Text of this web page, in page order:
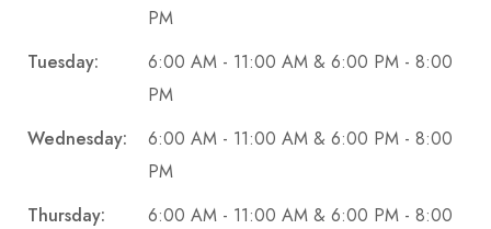
PM
Tuesday:
6:00 AM - 11:00 AM & 6:00 PM - 8:00
PM
Wednesday:
6:00 AM - 11:00 AM & 6:00 PM - 8:00
PM
Thursday:
6:00 AM - 11:00 AM & 6:00 PM - 8:00